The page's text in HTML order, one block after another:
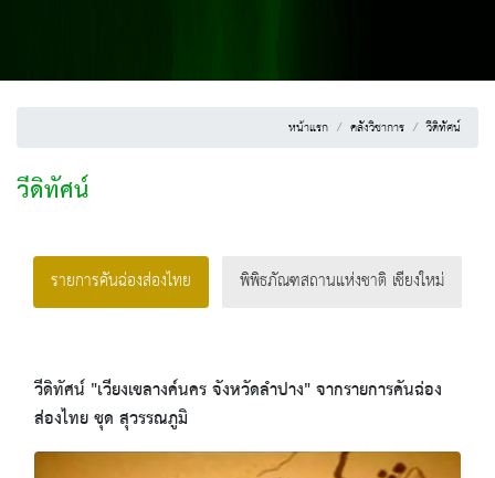
หน้าแรก คลังวิชาการ วีดิทัศน์
วีดิทัศน์
รายการคันฉ่องส่องไทย พิพิธภัณฑสถานแห่งชาติ เชียงใหม่
วีดิทัศน์ "เวียงเขลางค์นคร จังหวัดลำปาง" จากรายการคันฉ่อง
ส่องไทย ชุด สุวรรณภูมิ